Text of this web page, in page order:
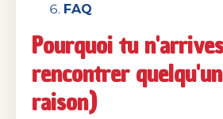
FAQ
Pourquoi tu
rencontrer
raison)